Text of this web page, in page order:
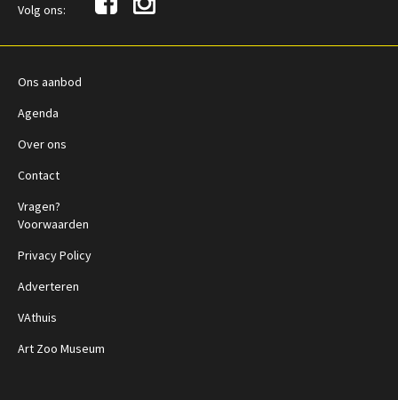
Volg ons:
Ons aanbod
Agenda
Over ons
Contact
Vragen?
Voorwaarden
Privacy Policy
Adverteren
VAthuis
Art Zoo Museum